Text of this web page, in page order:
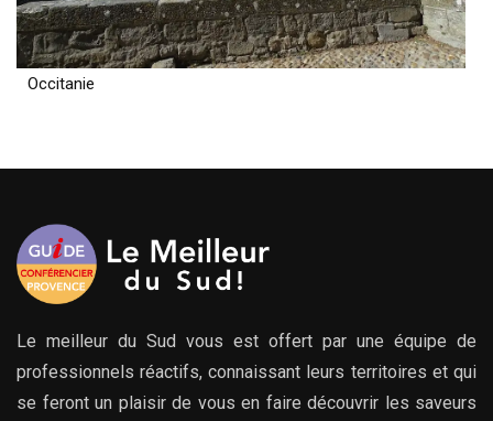
Occitanie
Le meilleur du Sud vous est offert par une équipe de
professionnels réactifs, connaissant leurs territoires et qui
se feront un plaisir de vous en faire découvrir les saveurs